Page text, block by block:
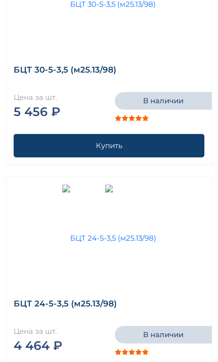
БЦТ 30-5-3,5 (м25.13/98)
Цена за шт.
5 456 ₽
В наличии
Купить
БЦТ 24-5-3,5 (м25.13/98)
Цена за шт.
4 464 ₽
В наличии